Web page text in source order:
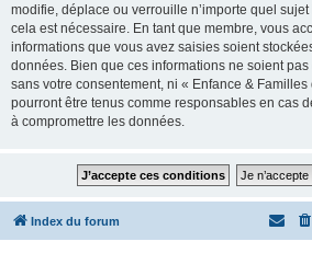
modifie, déplace ou verrouille n’importe quel
cela est nécessaire. En tant que membre, vous
informations que vous avez saisies soient
données. Bien que ces informations ne soient
sans votre consentement, ni « Enfance &
pourront être tenus comme responsables en cas
à compromettre les données.
Index du forum